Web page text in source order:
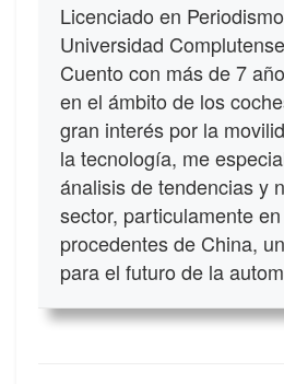
Licenciado en
Universidad
Cuento con más de 7
en el ámbito de los
gran interés por la
la tecnología, me
ánalisis de tendencias y
sector, particulamente
procedentes de China,
para el futuro de la